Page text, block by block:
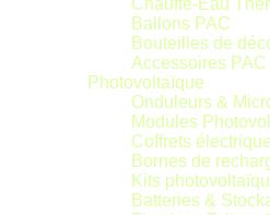
Chauffe-Eau
Ballons PAC
Bouteilles de
Accessoires
Photovoltaïque
Onduleurs &
Modules
Coffrets
Bornes de
Kits
Batteries &